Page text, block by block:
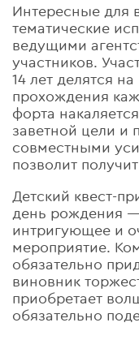
Интересные для
тематические
ведущими
участников.
14 лет делятся
прохождения
форта
заветной цели и
совместными
позволит
Детский квест-
день рождения
интригующее и
мероприятие.
обязательно
виновник
приобретает
обязательно